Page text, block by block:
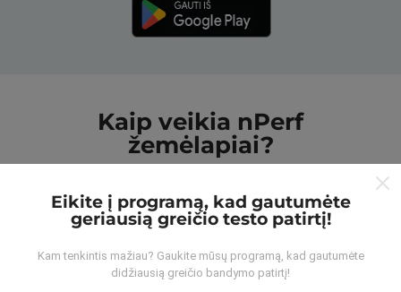
Kaip veikia nPerf
žemėlapiai?
Iš kur gaunami duomenys?
Eikite į programą, kad gautumėte
geriausią greičio testo patirtį!
Kam tenkintis mažiau? Gaukite mūsų programą, kad gautumėte
didžiausią greičio bandymo patirtį!